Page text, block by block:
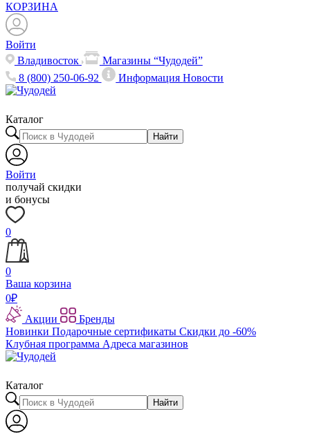
КОРЗИНА
Войти
Владивосток
Магазины “Чудодей”
8 (800) 250-06-92
ИнформацияНовости
Каталог
Найти
Войти
получай скидки
и бонусы
0
0
Ваша корзина
0₽
Акции
Бренды
Новинки Подарочные сертификаты Скидки до -60%
Клубная программа Адреса магазинов
Каталог
Найти